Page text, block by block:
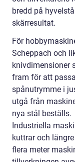
bredd på
skärresultat.
För
Scheppach och
knivdimensioner
fram för att
spånutrymme i
utgå från
nya stål beställs.
Industriella
kuttrar och
flera meter